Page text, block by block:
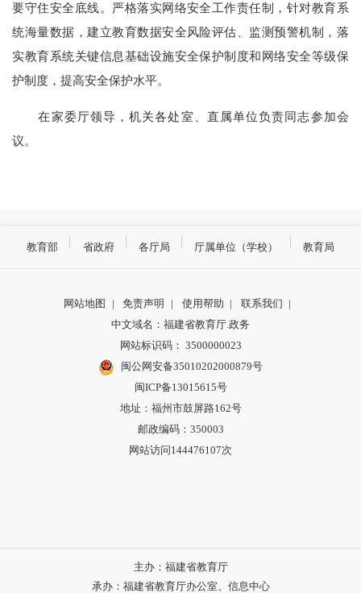
要守住安全底线。严格落实网络安全工作责任制，针对教育系
统海量数据，建立教育数据安全风险评估、监测预警机制，落
实教育系统关键信息基础设施安全保护制度和网络安全等级保
护制度，提高安全保护水平。
在家委厅领导，机关各处室、直属单位负责同志参加会
议。
教育部 省政府 各厅局 厅属单位（学校） 教育局
网站地图 | 免责声明 | 使用帮助 | 联系我们 |
中文域名：福建省教育厅.政务
网站标识码： 3500000023
闽公网安备35010202000879号
闽ICP备13015615号
地址：福州市鼓屏路162号
邮政编码：350003
网站访问144476107次
主办：福建省教育厅
承办：福建省教育厅办公室、信息中心